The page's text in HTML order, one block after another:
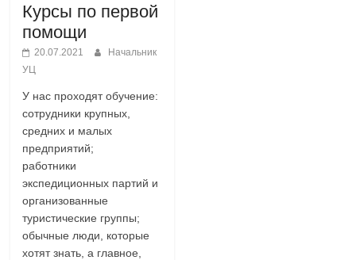
Курсы по первой
помощи
20.07.2021
Начальник
УЦ
У нас проходят обучение:
сотрудники крупных,
средних и малых
предприятий;
работники
экспедиционных партий и
организованные
туристические группы;
обычные люди, которые
хотят знать, а главное,